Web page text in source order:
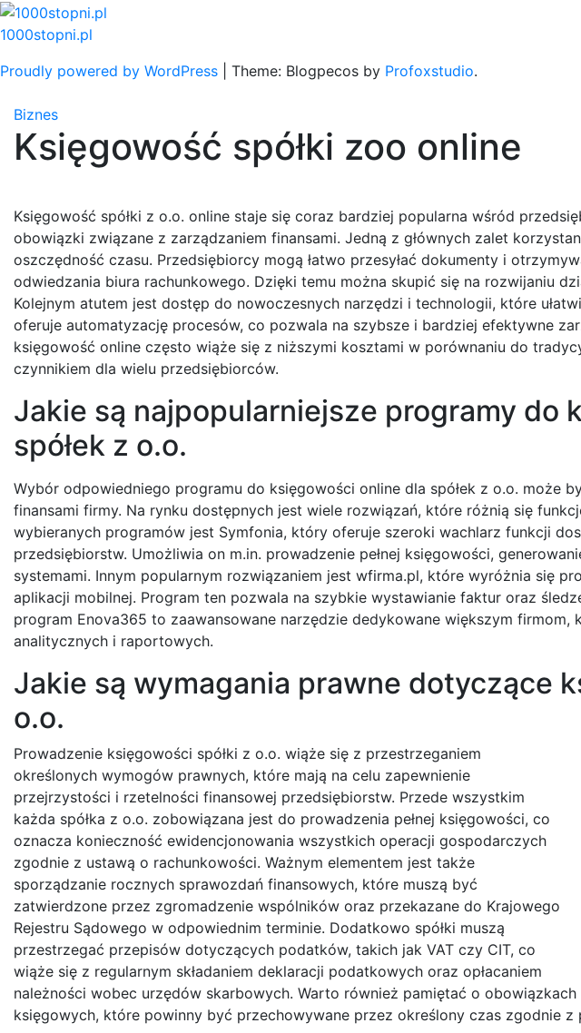
Skip
to
1000stopni.pl
Proudly powered by WordPress
Theme: Blogpecos by Profoxstudio.
Biznes
Księgowość spółki zoo online
Księgowość spółki z o.o. online staje się coraz bardziej popularna wśród
obowiązki związane z zarządzaniem finansami. Jedną z głównych zalet
oszczędność czasu. Przedsiębiorcy mogą łatwo przesyłać dokumenty i
odwiedzania biura rachunkowego. Dzięki temu można skupić się na rozwijaniu
Kolejnym atutem jest dostęp do nowoczesnych narzędzi i technologii, które
oferuje automatyzację procesów, co pozwala na szybsze i bardziej efektywne
księgowość online często wiąże się z niższymi kosztami w porównaniu do
czynnikiem dla wielu przedsiębiorców.
Jakie są najpopularniejsze programy do
spółek z o.o.
Wybór odpowiedniego programu do księgowości online dla spółek z o.o. może
finansami firmy. Na rynku dostępnych jest wiele rozwiązań, które różnią się
wybieranych programów jest Symfonia, który oferuje szeroki wachlarz funkcji
przedsiębiorstw. Umożliwia on m.in. prowadzenie pełnej księgowości,
systemami. Innym popularnym rozwiązaniem jest wfirma.pl, które wyróżnia się
aplikacji mobilnej. Program ten pozwala na szybkie wystawianie faktur oraz
program Enova365 to zaawansowane narzędzie dedykowane większym
analitycznych i raportowych.
Jakie są wymagania prawne dotyczące
o.o.
Prowadzenie księgowości spółki z o.o. wiąże się z przestrzeganiem
określonych wymogów prawnych, które mają na celu zapewnienie
przejrzystości i rzetelności finansowej przedsiębiorstw. Przede wszystkim
każda spółka z o.o. zobowiązana jest do prowadzenia pełnej księgowości, co
oznacza konieczność ewidencjonowania wszystkich operacji gospodarczych
zgodnie z ustawą o rachunkowości. Ważnym elementem jest także
sporządzanie rocznych sprawozdań finansowych, które muszą być
zatwierdzone przez zgromadzenie wspólników oraz przekazane do Krajowego
Rejestru Sądowego w odpowiednim terminie. Dodatkowo spółki muszą
przestrzegać przepisów dotyczących podatków, takich jak VAT czy CIT, co
wiąże się z regularnym składaniem deklaracji podatkowych oraz opłacaniem
należności wobec urzędów skarbowych. Warto również pamiętać o
księgowych, które powinny być przechowywane przez określony czas zgodnie z